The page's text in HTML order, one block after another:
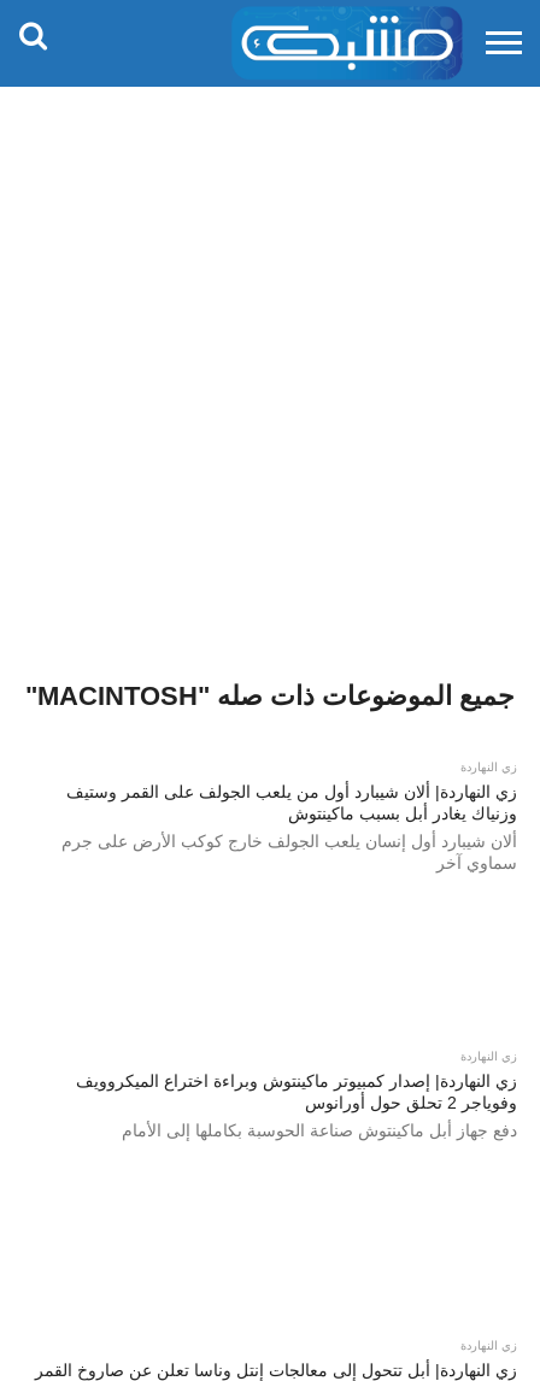
جميع الموضوعات ذات صله "MACINTOSH"
زي النهاردة
زي النهاردة| ألان شيبارد أول من يلعب الجولف على القمر وستيف
وزنياك يغادر أبل بسبب ماكينتوش
ألان شيبارد أول إنسان يلعب الجولف خارج كوكب الأرض على جرم
سماوي آخر
زي النهاردة
زي النهاردة| إصدار كمبيوتر ماكينتوش وبراءة اختراع الميكروويف
وفوياجر 2 تحلق حول أورانوس
دفع جهاز أبل ماكينتوش صناعة الحوسبة بكاملها إلى الأمام
زي النهاردة
زي النهاردة| أبل تتحول إلى معالجات إنتل وناسا تعلن عن صاروخ القمر